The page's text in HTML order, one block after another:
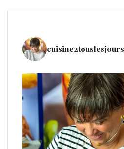
cuisine2touslesjours